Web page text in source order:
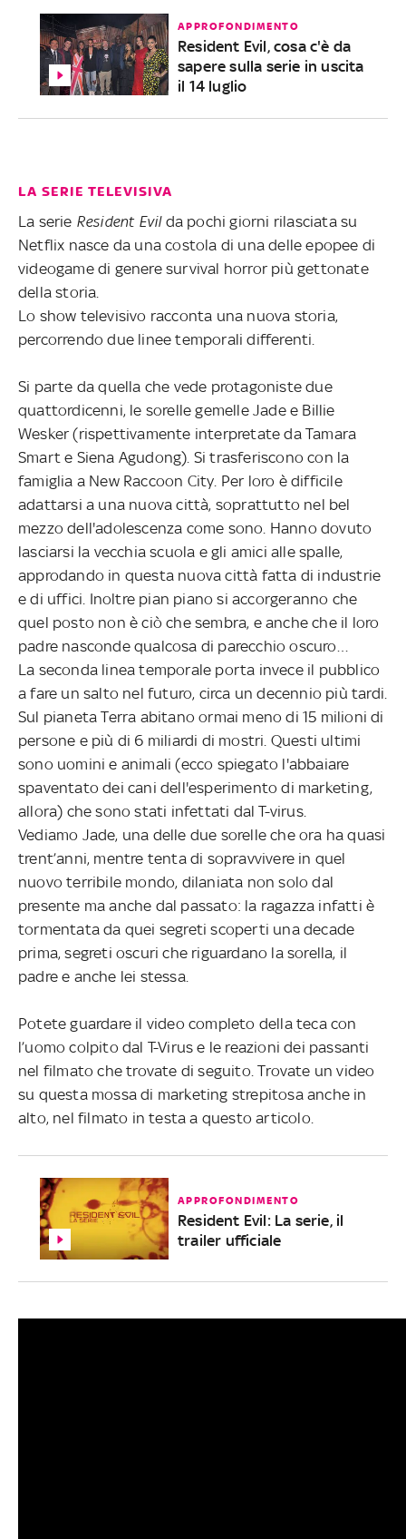
APPROFONDIMENTO
Resident Evil, cosa c'è da
sapere sulla serie in uscita
il 14 luglio
LA SERIE TELEVISIVA
La serie Resident Evilda pochi giorni rilasciata su
Netflix nasce da una costola di una delle epopee di
videogame di genere survival horror più gettonate
della storia.
Lo show televisivo racconta una nuova storia,
percorrendo due linee temporali differenti.
Si parte da quella che vede protagoniste due
quattordicenni, le sorelle gemelle Jade e Billie
Wesker (rispettivamente interpretate da Tamara
Smart e Siena Agudong). Si trasferiscono con la
famiglia a New Raccoon City. Per loro è difficile
adattarsi a una nuova città, soprattutto nel bel
mezzo dell'adolescenza come sono. Hanno dovuto
lasciarsi la vecchia scuola e gli amici alle spalle,
approdando in questa nuova città fatta di industrie
e di uffici. Inoltre pian piano si accorgeranno che
quel posto non è ciò che sembra, e anche che il loro
padre nasconde qualcosa di parecchio oscuro…
La seconda linea temporale porta invece il pubblico
a fare un salto nel futuro, circa un decennio più tardi.
Sul pianeta Terra abitano ormai meno di 15 milioni di
persone e più di 6 miliardi di mostri. Questi ultimi
sono uomini e animali (ecco spiegato l'abbaiare
spaventato dei cani dell'esperimento di marketing,
allora) che sono stati infettati dal T-virus.
Vediamo Jade, una delle due sorelle che ora ha quasi
trent’anni, mentre tenta di sopravvivere in quel
nuovo terribile mondo, dilaniata non solo dal
presente ma anche dal passato: la ragazza infatti è
tormentata da quei segreti scoperti una decade
prima, segreti oscuri che riguardano la sorella, il
padre e anche lei stessa.
Potete guardare il video completo della teca con
l’uomo colpito dal T-Virus e le reazioni dei passanti
nel filmato che trovate di seguito. Trovate un video
su questa mossa di marketing strepitosa anche in
alto, nel filmato in testa a questo articolo.
APPROFONDIMENTO
Resident Evil: La serie, il
trailer ufficiale